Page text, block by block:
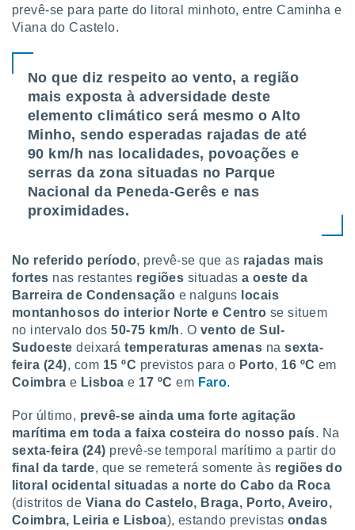
prevê-se para parte do litoral minhoto, entre Caminha e
Viana do Castelo.
No que diz respeito ao vento, a região
mais exposta à adversidade deste
elemento climático será mesmo o Alto
Minho, sendo esperadas rajadas de até
90 km/h nas localidades, povoações e
serras da zona situadas no Parque
Nacional da Peneda-Gerês e nas
proximidades.
No referido período, prevê-se que as rajadas mais
fortes nas restantes regiões situadasa oeste da
Barreira de Condensação e nalguns locais
montanhosos do interior Norte e Centro se situem
no intervalo dos50-75 km/h. O vento de Sul-
Sudoestedeixará temperaturas amenas na sexta-
feira (24), com 15 ºC previstos para o Porto, 16 ºC em
Coimbra e Lisboa e 17 ºCem Faro.
Por último, prevê-se ainda uma forte agitação
marítima em toda a faixa costeira do nosso país. Na
sexta-feira (24) prevê-se temporal marítimo a partir do
final da tarde, que se remeterá somente às regiões do
litoral ocidental situadas a norte do Cabo da Roca
(distritos de Viana do Castelo, Braga, Porto, Aveiro,
Coimbra, Leiria e Lisboa), estando previstas ondas